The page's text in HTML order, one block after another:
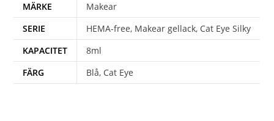
MÄRKE
Makear
SERIE
HEMA-free, Makear gellack, Cat Eye Silky
KAPACITET
8ml
FÄRG
Blå, Cat Eye